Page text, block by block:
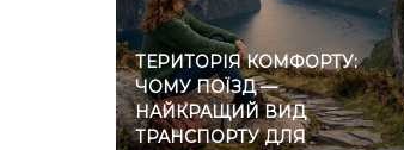
ТЕРИТОРІЯ КОМФОРТУ:
ЧОМУ ПОЇЗД —
НАЙКРАЩИЙ ВИД
ТРАНСПОРТУ ДЛЯ